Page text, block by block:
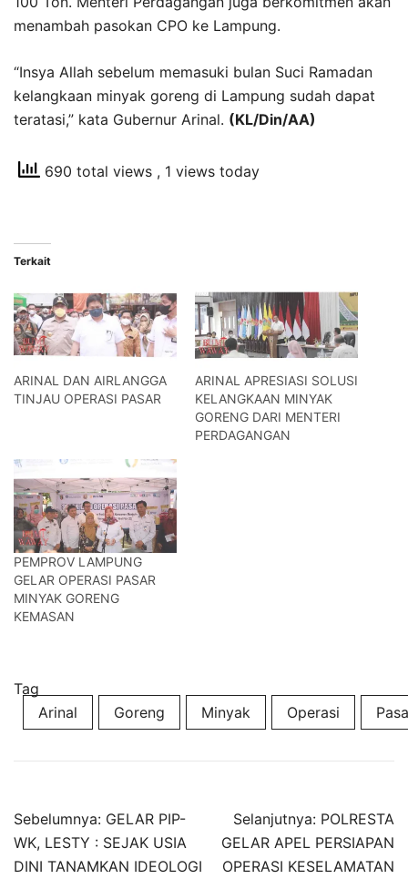
menambah pasokan CPO ke Lampung.
“Insya Allah sebelum memasuki bulan Suci Ramadan
kelangkaan minyak goreng di Lampung sudah dapat
teratasi,” kata Gubernur Arinal. (KL/Din/AA)
690 total views , 1 views today
Terkait
ARINAL DAN AIRLANGGA
TINJAU OPERASI PASAR
ARINAL APRESIASI SOLUSI
KELANGKAAN MINYAK
GORENG DARI MENTERI
PERDAGANGAN
PEMPROV LAMPUNG
GELAR OPERASI PASAR
MINYAK GORENG
KEMASAN
Tag
Arinal
Goreng Minyak Operasi
Navigasi
pos
Sebelumnya: GELAR PIP-
WK, LESTY : SEJAK USIA
DINI TANAMKAN IDEOLOGI
Selanjutnya: POLRESTA
GELAR APEL PERSIAPAN
OPERASI KESELAMATAN